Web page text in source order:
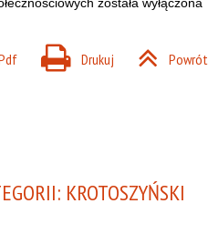
Drukuj Powrót
KROTOSZYŃSKI